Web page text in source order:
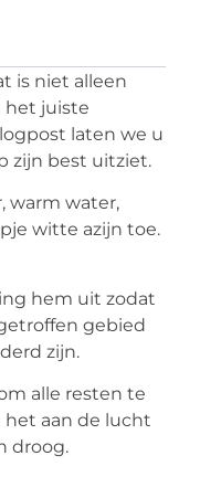
is niet alleen
het juiste
laten we u
zijn best uitziet.
warm water,
witte azijn toe.
hem uit zodat
gebied
zijn.
alle resten te
aan de lucht
droog.